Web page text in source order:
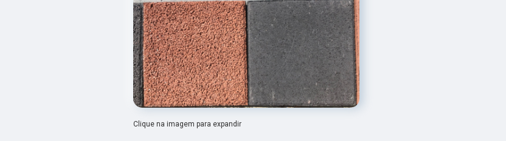
Clique na imagem para expandir